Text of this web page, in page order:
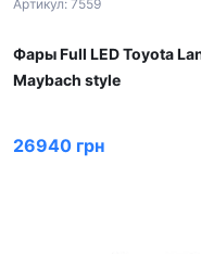
Артикул: 7559
Фары Full LED Toyota
Maybach style
26940 грн